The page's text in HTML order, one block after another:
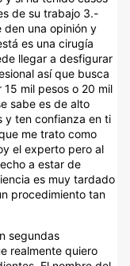
segundas
realmente quiero